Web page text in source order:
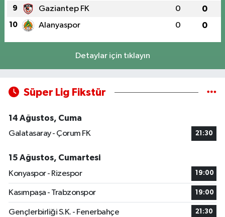
9 Gaziantep FK 0 0
10 Alanyaspor 0 0
Detaylar için tıklayın
Süper Lig Fikstür
14 Ağustos, Cuma
Galatasaray - Çorum FK
21:30
15 Ağustos, Cumartesi
Konyaspor - Rizespor
19:00
Kasımpaşa - Trabzonspor 19:00
Gençlerbirliği S.K. - Fenerbahçe 21:30